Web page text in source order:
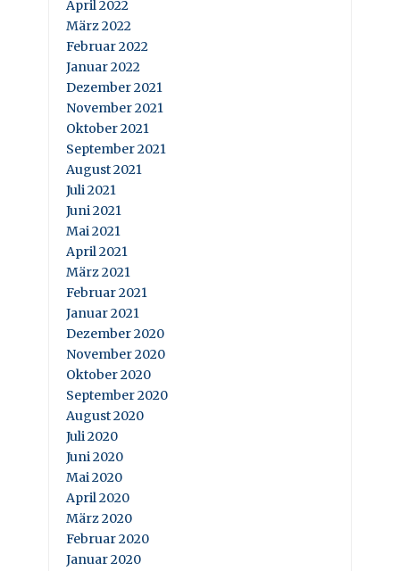
April 2022
März 2022
Februar 2022
Januar 2022
Dezember 2021
November 2021
Oktober 2021
September 2021
August 2021
Juli 2021
Juni 2021
Mai 2021
April 2021
März 2021
Februar 2021
Januar 2021
Dezember 2020
November 2020
Oktober 2020
September 2020
August 2020
Juli 2020
Juni 2020
Mai 2020
April 2020
März 2020
Februar 2020
Januar 2020